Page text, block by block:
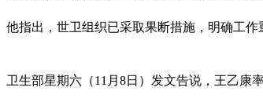
他指出，世卫组织已采取果断措施，明确工
卫生部星期六（11月8日）发文告说，王乙康